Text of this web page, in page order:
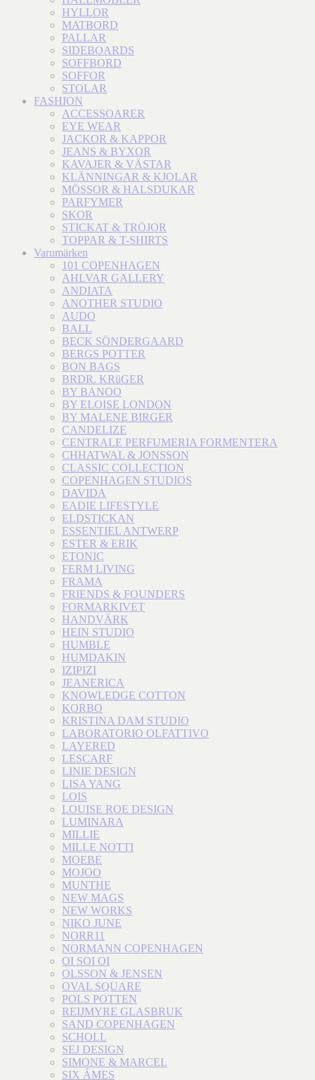
HYLLOR
MATBORD
PALLAR
SIDEBOARDS
SOFFBORD
SOFFOR
STOLAR
FASHION
ACCESSOARER
EYE WEAR
JACKOR & KAPPOR
JEANS & BYXOR
KAVAJER & VÄSTAR
KLÄNNINGAR & KJOLAR
MÖSSOR & HALSDUKAR
PARFYMER
SKOR
STICKAT & TRÖJOR
TOPPAR & T-SHIRTS
Varumärken
101 COPENHAGEN
AHLVAR GALLERY
ANDIATA
ANOTHER STUDIO
AUDO
BALL
BECK SÖNDERGAARD
BERGS POTTER
BON BAGS
BRDR. KRüGER
BY BANOO
BY ELOISE LONDON
BY MALENE BIRGER
CANDELIZE
CENTRALE PERFUMERIA FORMENTERA
CHHATWAL & JONSSON
CLASSIC COLLECTION
COPENHAGEN STUDIOS
DAVIDA
EADIE LIFESTYLE
ELDSTICKAN
ESSENTIEL ANTWERP
ESTER & ERIK
ETONIC
FERM LIVING
FRAMA
FRIENDS & FOUNDERS
FORMARKIVET
HANDVÄRK
HEIN STUDIO
HUMBLE
HUMDAKIN
IZIPIZI
JEANERICA
KNOWLEDGE COTTON
KORBO
KRISTINA DAM STUDIO
LABORATORIO OLFATTIVO
LAYERED
LESCARF
LINIE DESIGN
LISA YANG
LOIS
LOUISE ROE DESIGN
LUMINARA
MILLIE
MILLE NOTTI
MOEBE
MOJOO
MUNTHE
NEW MAGS
NEW WORKS
NIKO JUNE
NORR11
NORMANN COPENHAGEN
OI SOI OI
OLSSON & JENSEN
OVAL SQUARE
POLS POTTEN
REIJMYRE GLASBRUK
SAND COPENHAGEN
SCHOLL
SEJ DESIGN
SIMONE & MARCEL
SIX ÁMES